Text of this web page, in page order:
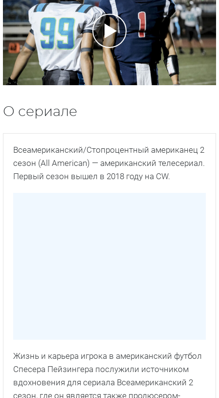
О сериале
Всеамериканский/Стопроцентный американец 2
сезон (All American) — американский телесериал.
Первый сезон вышел в 2018 году на CW.
Жизнь и карьера игрока в американский футбол
Спесера Пейзингера послужили источником
вдохновения для сериала Всеамериканский 2
сезон, где он является также продюсером-